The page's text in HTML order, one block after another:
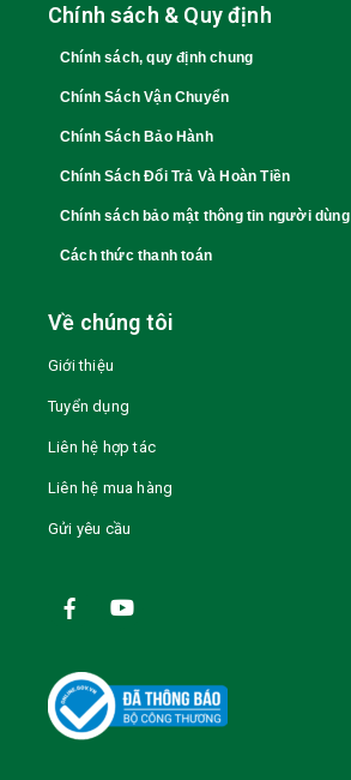
Chính sách & Quy định
Chính sách, quy định chung
Chính Sách Vận Chuyển
Chính Sách Bảo Hành
Chính Sách Đổi Trả Và Hoàn Tiền
Chính sách bảo mật thông tin người dùng
Cách thức thanh toán
Về chúng tôi
Giới thiệu
Tuyển dụng
Liên hệ hợp tác
Liên hệ mua hàng
Gửi yêu cầu